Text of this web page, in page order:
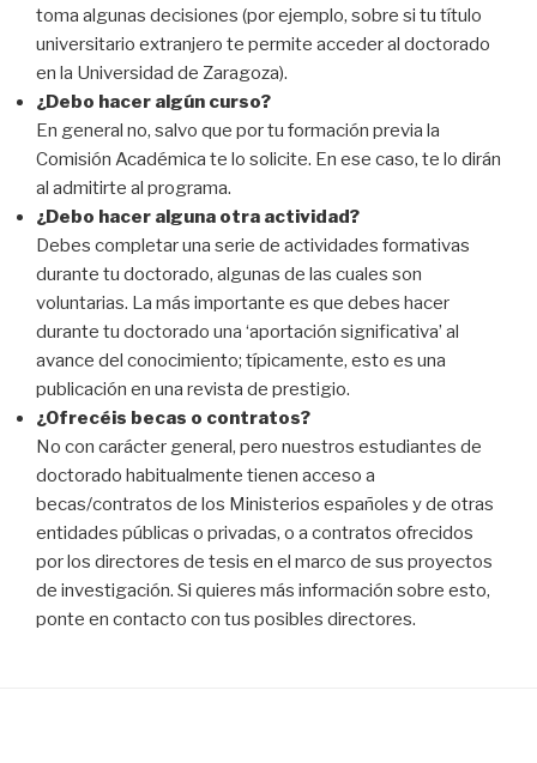
toma algunas decisiones (por ejemplo, sobre si tu título
universitario extranjero te permite acceder al doctorado
en la Universidad de Zaragoza).
¿Debo hacer algún curso?
En general no, salvo que por tu formación previa la
Comisión Académica te lo solicite. En ese caso, te lo dirán
al admitirte al programa.
¿Debo hacer alguna otra actividad?
Debes completar una serie de actividades formativas
durante tu doctorado, algunas de las cuales son
voluntarias. La más importante es que debes hacer
durante tu doctorado una ‘aportación significativa’ al
avance del conocimiento; típicamente, esto es una
publicación en una revista de prestigio.
¿Ofrecéis becas o contratos?
No con carácter general, pero nuestros estudiantes de
doctorado habitualmente tienen acceso a
becas/contratos de los Ministerios españoles y de otras
entidades públicas o privadas, o a contratos ofrecidos
por los directores de tesis en el marco de sus proyectos
de investigación. Si quieres más información sobre esto,
ponte en contacto con tus posibles directores.